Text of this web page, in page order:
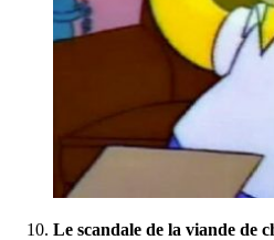
Le scandale de la viande de